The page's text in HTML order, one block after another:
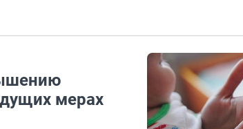
мерах